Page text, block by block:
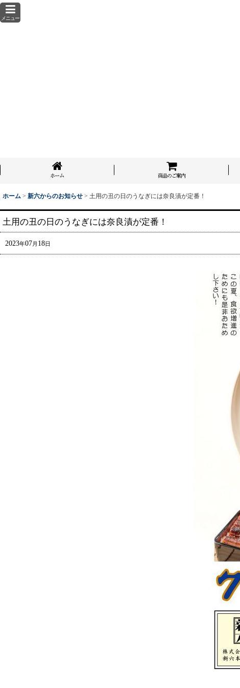
メニュー
ホーム 商品のご案内
ホーム > 新六からのお知らせ > 土用の丑の日のうなぎには奈良漬が定番！
土用の丑の日のうなぎには奈良漬が定番！
2023年07月 18日